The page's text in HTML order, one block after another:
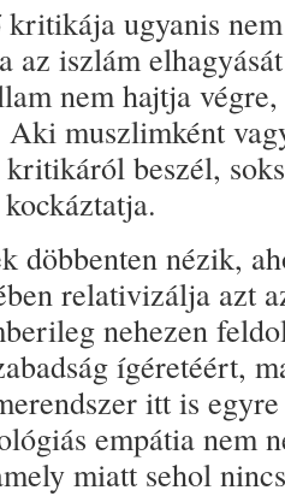
ugyanis
az iszlám
nem hajtja
Aki muszlimként
beszél,
döbbenten nézik,
relativizálja azt
nehezen
ígéretéért,
itt is
empátia nem
miatt sehol